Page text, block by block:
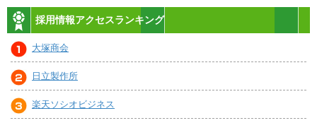
採用情報アクセスランキング
大塚商会
日立製作所
楽天ソシオビジネス